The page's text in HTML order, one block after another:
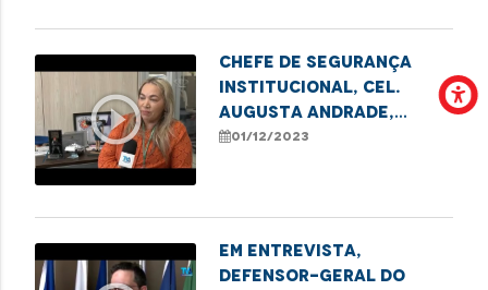
play_circle_outline
Chefe de Segurança
Institucional, cel.
Augusta Andrade,
destaca aprovação de
ingresso de mulheres
01/12/2023
Em entrevista,
defensor-geral do